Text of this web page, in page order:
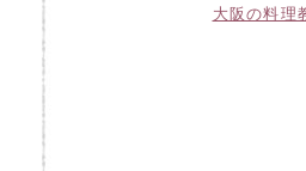
大阪の料理